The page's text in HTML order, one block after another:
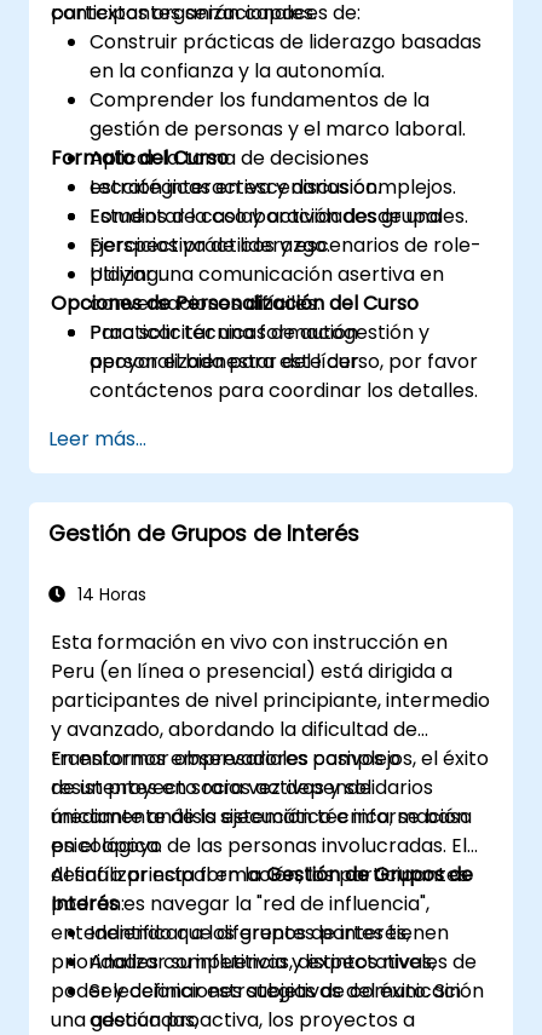
contextos organizacionales.
participantes serán capaces de:
Construir prácticas de liderazgo basadas
en la confianza y la autonomía.
Comprender los fundamentos de la
gestión de personas y el marco laboral.
Aplicar la toma de decisiones
estratégicas en escenarios complejos.
Fomentar la colaboración desde una
perspectiva de liderazgo.
Utilizar una comunicación asertiva en
conversaciones difíciles.
Practicar técnicas de autogestión y
apoyar el bienestar del líder.
Formato del Curso
Lección interactiva y discusión.
Estudios de caso y actividades grupales.
Ejercicios prácticos y escenarios de role-
playing.
Opciones de Personalización del Curso
Para solicitar una formación
personalizada para este curso, por favor
contáctenos para coordinar los detalles.
Leer más...
Gestión de Grupos de Interés
14 Horas
Esta formación en vivo con instrucción en
Peru (en línea o presencial) está dirigida a
participantes de nivel principiante, intermedio
y avanzado, abordando la dificultad de
transformar observadores pasivos o
resistentes en socios activos y solidarios
mediante análisis sistemático e información
psicológica.
En entornos empresariales complejos, el éxito
de un proyecto rara vez depende
únicamente de la ejecución técnica; se basa
en el apoyo de las personas involucradas. El
desafío principal en laGestión de Grupos de
Interéses navegar la "red de influencia",
entendiendo que diferentes partes tienen
prioridades competitivas, distintos niveles de
poder y definiciones subjetivas del éxito. Sin
una gestión proactiva, los proyectos a
Al finalizar esta formación, los participantes
podrán:
Identificar a los grupos de interés,
Analizar su influencia y expectativas,
Seleccionar estrategias de comunicación
adecuadas,